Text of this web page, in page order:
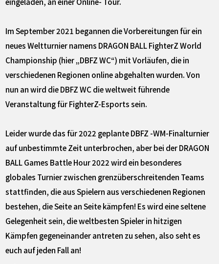
Im September 2021 begannen die Vorbereitungen für ein
neues Weltturnier namens DRAGON BALL FighterZ World
Championship (hier „DBFZ WC“) mit Vorläufen, die in
verschiedenen Regionen online abgehalten wurden. Von
nun an wird die DBFZ WC die weltweit führende
Veranstaltung für FighterZ-Esports sein.
Leider wurde das für 2022 geplante DBFZ -WM-Finalturnier
auf unbestimmte Zeit unterbrochen, aber bei der DRAGON
BALL Games Battle Hour 2022 wird ein besonderes
globales Turnier zwischen grenzüberschreitenden Teams
stattfinden, die aus Spielern aus verschiedenen Regionen
bestehen, die Seite an Seite kämpfen! Es wird eine seltene
Gelegenheit sein, die weltbesten Spieler in hitzigen
Kämpfen gegeneinander antreten zu sehen, also seht es
euch auf jeden Fall an!